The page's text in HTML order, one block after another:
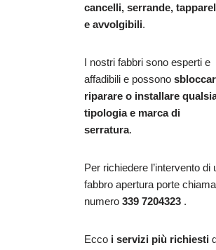
cancelli, serrande,
e avvolgibili.
I nostri fabbri sono esperti e
affadibili e possono
riparare o installare
tipologia e marca di
serratura.
Per richiedere l’intervento di
fabbro apertura porte
numero 339 7204323 .
Ecco i servizi più richiesti